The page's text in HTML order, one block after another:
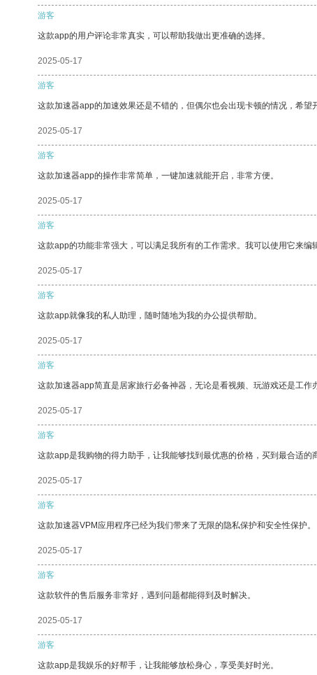
游客
这款app的用户评论非常真实，可以帮助我做出更准确的选择。
2025-05-17
游客
这款加速器app的加速效果还是不错的，但偶尔也会出现卡顿的情况，希望
2025-05-17
游客
这款加速器app的操作非常简单，一键加速就能开启，非常方便。
2025-05-17
游客
这款app的功能非常强大，可以满足我所有的工作需求。我可以使用它来编
2025-05-17
游客
这款app就像我的私人助理，随时随地为我的办公提供帮助。
2025-05-17
游客
这款加速器app简直是居家旅行必备神器，无论是看视频、玩游戏还是工作
2025-05-17
游客
这款app是我购物的得力助手，让我能够找到最优惠的价格，买到最合适的
2025-05-17
游客
这款加速器VPM应用程序已经为我们带来了无限的隐私保护和安全性保护。
2025-05-17
游客
这款软件的售后服务非常好，遇到问题都能得到及时解决。
2025-05-17
游客
这款app是我娱乐的好帮手，让我能够放松身心，享受美好时光。